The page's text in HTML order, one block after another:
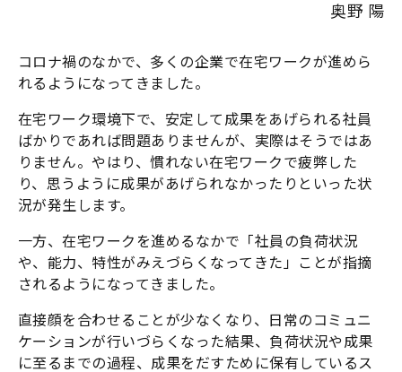
奥野 陽
コロナ禍のなかで、多くの企業で在宅ワークが進めら
れるようになってきました。
在宅ワーク環境下で、安定して成果をあげられる社員
ばかりであれば問題ありませんが、実際はそうではあ
りません。やはり、慣れない在宅ワークで疲弊した
り、思うように成果があげられなかったりといった状
況が発生します。
一方、在宅ワークを進めるなかで「社員の負荷状況
や、能力、特性がみえづらくなってきた」ことが指摘
されるようになってきました。
直接顔を合わせることが少なくなり、日常のコミュニ
ケーションが行いづらくなった結果、負荷状況や成果
に至るまでの過程、成果をだすために保有しているス